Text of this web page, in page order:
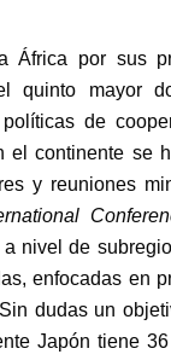
África por sus
quinto mayor
de
continente se
y reuniones
nivel de
enfocadas en
dudas un
Japón tiene